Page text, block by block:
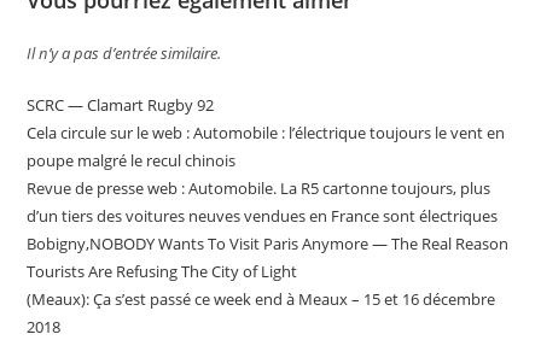
Il n’y a pas d’entrée similaire.
SCRC — Clamart Rugby 92
Cela circule sur le web : Automobile : l’électrique toujours le vent en
poupe malgré le recul chinois
Revue de presse web : Automobile. La R5 cartonne toujours, plus
d’un tiers des voitures neuves vendues en France sont électriques
Bobigny,NOBODY Wants To Visit Paris Anymore — The Real Reason
Tourists Are Refusing The City of Light
(Meaux): Ça s’est passé ce week end à Meaux – 15 et 16 décembre
2018